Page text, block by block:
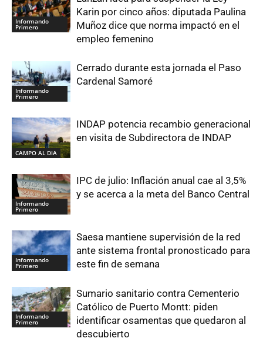
Informando
Primero
Karin por cinco años: diputada Paulina
Muñoz dice que norma impactó en el
empleo femenino
Informando
Primero
Cerrado durante esta jornada el Paso
Cardenal Samoré
CAMPO AL DIA
INDAP potencia recambio generacional
en visita de Subdirectora de INDAP
Informando
Primero
IPC de julio: Inflación anual cae al 3,5%
y se acerca a la meta del Banco Central
Informando
Primero
Saesa mantiene supervisión de la red
ante sistema frontal pronosticado para
este fin de semana
Informando
Primero
Sumario sanitario contra Cementerio
Católico de Puerto Montt: piden
identificar osamentas que quedaron al
descubierto